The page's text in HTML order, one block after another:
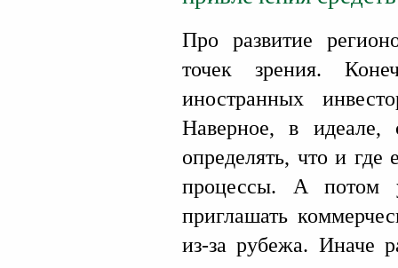
Про развитие
точек зрения.
иностранных
Наверное, в идеале,
определять, что и где
процессы. А потом
приглашать
из-за рубежа. Иначе